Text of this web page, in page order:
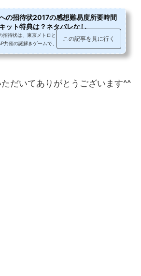
の招待状2017の感想難易度所要時間
ット特典は？ネタバレなし
招待状は、東京メトロとリアル脱出ゲームを企画運営
共催の謎解きゲームで、謎解きキットを使い、東京メ
この記事を見に行く
だいてありがとうございます^^